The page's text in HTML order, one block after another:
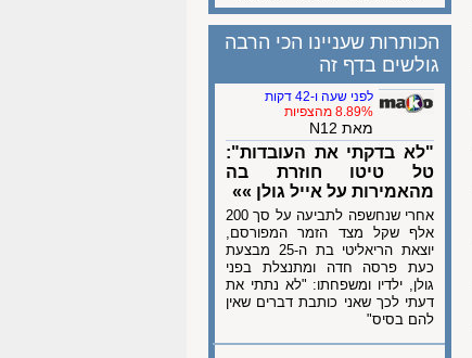
הכותרות שעניינו הכי הרבה
גולשים בדף זה
לפני שעה ו-42 דקות
8.89% מהצפיות
מאת N12
"לא בדקתי את העובדות":
טל טיטו חוזרת בה
מהאמירות על אייל גולן »»
אחרי שנחשפה לתביעה על סך 200
אלף שקל מצד הזמר המפורסם,
יוצאת הריאליטי בת ה-25 מבצעת
כעת פרסה חדה ומתנצלת בפני
גולן, ילדיו ומשפחתו: "לא נתתי את
דעתי לכך שאני כותבת דברים שאין
להם בסיס"